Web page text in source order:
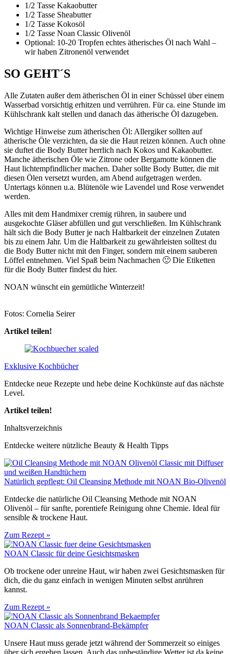
1/2 Tasse Kakaobutter
1/2 Tasse Sheabutter
1/2 Tasse Kokosöl
1/2 Tasse Noan Classic Olivenöl
Optional: 10-20 Tropfen echtes ätherisches Öl nach Wahl –
wir haben Zitronenöl verwendet
SO GEHT´S
Alle Zutaten außer dem ätherischen Öl in einer Schüssel über einem
Wasserbad vorsichtig erhitzen und verrühren. Für ca. eine Stunde im
Kühlschrank kalt stellen und danach das ätherische Öl dazugeben.
Wichtige Hinweise zum ätherischen Öl: Allergiker sollten auf
ätherische Öle verzichten, da sie die Haut reizen können. Auch ohne
sie duftet die Body Butter herrlich nach Kokos und Kakaobutter.
Manche ätherischen Öle wie Zitrone oder Bergamotte können die
Haut lichtempfindlicher machen. Daher sollte Body Butter, die mit
diesen Ölen versetzt wurden, am Abend aufgetragen werden.
Untertags können u.a. Blütenöle wie Lavendel und Rose verwendet
werden.
Alles mit dem Handmixer cremig rühren, in saubere und
ausgekochte Gläser abfüllen und gut verschließen. Im Kühlschrank
hält sich die Body Butter je nach Haltbarkeit der einzelnen Zutaten
bis zu einem Jahr. Um die Haltbarkeit zu gewährleisten solltest du
die Body Butter nicht mit den Finger, sondern mit einem sauberen
Löffel entnehmen. Viel Spaß beim Nachmachen 🙂 Die Etiketten
für die Body Butter findest du hier.
NOAN wünscht ein gemütliche Winterzeit!
Fotos: Cornelia Seirer
Artikel teilen!
Exklusive Kochbücher
Entdecke neue Rezepte und hebe deine Kochkünste auf das nächste
Level.
Artikel teilen!
Inhaltsverzeichnis
Entdecke weitere nützliche Beauty & Health Tipps
Natürlich gepflegt: Oil Cleansing Methode mit NOAN Bio-Olivenöl
Entdecke die natürliche Oil Cleansing Methode mit NOAN
Olivenöl – für sanfte, porentiefe Reinigung ohne Chemie. Ideal für
sensible & trockene Haut.
Zum Rezept »
NOAN Classic für deine Gesichtsmasken
Ob trockene oder unreine Haut, wir haben zwei Gesichtsmasken für
dich, die du ganz einfach in wenigen Minuten selbst anrühren
kannst.
Zum Rezept »
NOAN Classic als Sonnenbrand-Bekämpfer
Unsere Haut muss gerade jetzt während der Sommerzeit so einiges
über sich ergehen lassen. Auch das unbeständige Wetter ist da keine